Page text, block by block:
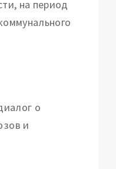
на период
о
и